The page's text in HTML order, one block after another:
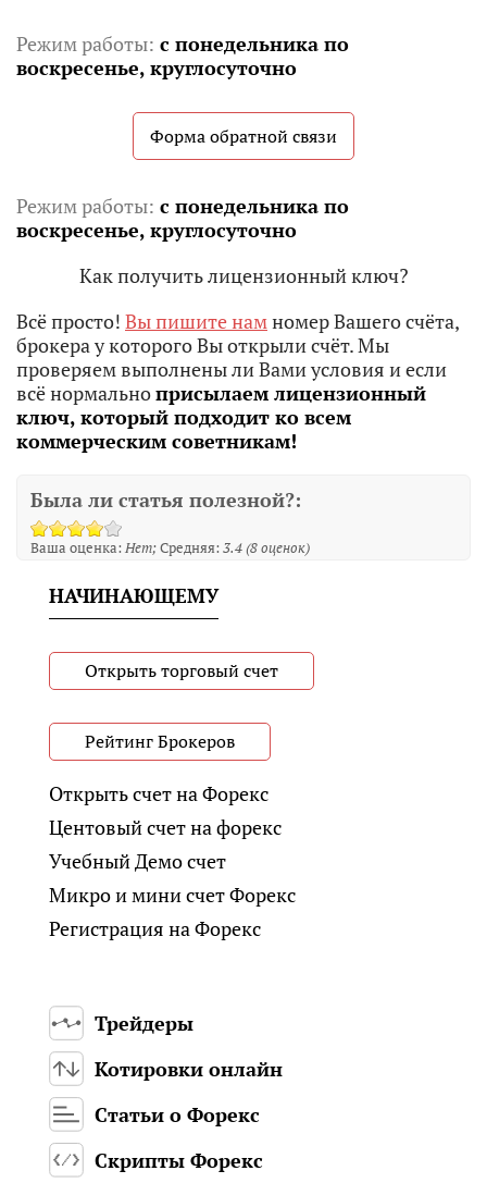
Режим работы: c понедельника по
воскресенье, круглосуточно
Форма обратной связи
Режим работы: c понедельника по
воскресенье, круглосуточно
Как получить лицензионный ключ?
Всё просто! Вы пишите намномер Вашего счёта,
брокера у которого Вы открыли счёт. Мы
проверяем выполнены ли Вами условия и если
всё нормальноприсылаем лицензионный
ключ, который подходит ко всем
коммерческим советникам!
Была ли статья полезной?:
Ваша оценка: Нет Средняя:3.4(8оценок)
НАЧИНАЮЩЕМУ
Открыть торговый счет
Рейтинг Брокеров
Открыть счет на Форекс
Центовый счет на форекс
Учебный Демо счет
Микро и мини счет Форекс
Регистрация на Форекс
Трейдеры
Котировки онлайн
Статьи о Форекс
Скрипты Форекс